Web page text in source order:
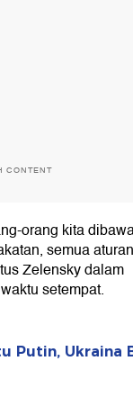
CONTENT
orang kita
semua aturan
Zelensky dalam
setempat.
Putin, Ukraina